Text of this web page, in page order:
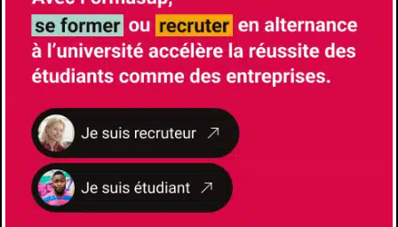
privilégié à ce parcours. Des entrées parallèles
en M2 peuvent toutefois être envisagées pour
les étudiants ayant validé 60 crédits de niveau
M1 Economie dans un parcours à forte
dominante quantitative. Le parcours DADEE
peut être réalisé dans le cadre de la troisième
année du Magistère Ingénieur Économiste
proposé par AMSE et propose, dans le cadre
de l’option IDEAL (International Diplomacy,
Economic Analysis and Law), un partage
d’enseignements avec Sciences Po Aix.
Comment candidater